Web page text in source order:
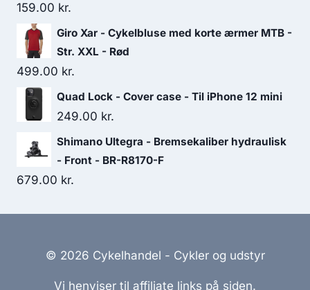
159.00 kr.
Giro Xar - Cykelbluse med korte ærmer MTB -
Str. XXL - Rød
499.00 kr.
Quad Lock - Cover case - Til iPhone 12 mini
249.00 kr.
Shimano Ultegra - Bremsekaliber hydraulisk
- Front - BR-R8170-F
679.00 kr.
© 2026 Cykelhandel - Cykler og udstyr
Vi henviser til affiliate links på siden.